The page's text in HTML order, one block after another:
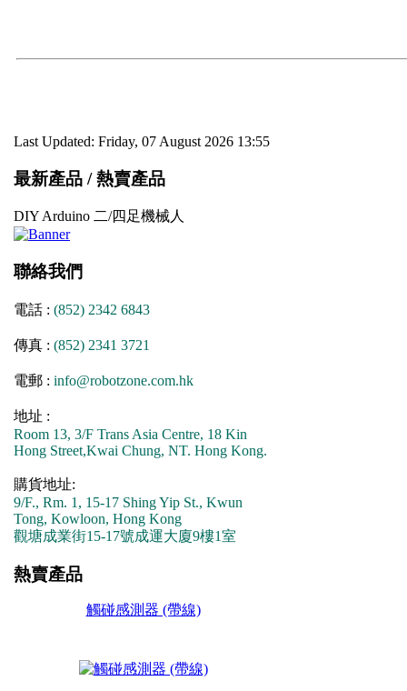
Last Updated: Friday, 07 August 2026 13:55
最新產品 / 熱賣產品
DIY Arduino 二/四足機械人
聯絡我們
電話 : (852) 2342 6843
傳真 : (852) 2341 3721
電郵 : info@robotzone.com.hk
地址 :
Room 13, 3/F Trans Asia Centre, 18 Kin
Hong Street,Kwai Chung, NT. Hong Kong.
購貨地址:
9/F., Rm. 1, 15-17 Shing Yip St., Kwun
Tong, Kowloon, Hong Kong
觀塘成業街15-17號成運大廈9樓1室
熱賣產品
觸碰感測器 (帶線)